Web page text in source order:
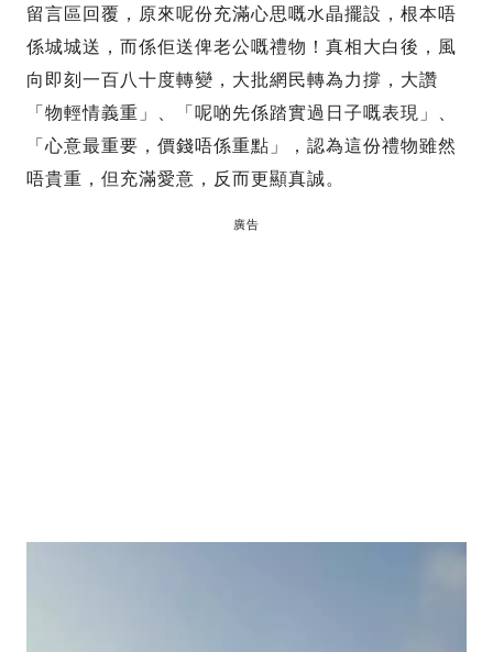
留言區回覆，原來呢份充滿心思嘅水晶擺設，根本唔
係城城送，而係佢送俾老公嘅禮物！真相大白後，風
向即刻一百八十度轉變，大批網民轉為力撐，大讚
「物輕情義重」、「呢啲先係踏實過日子嘅表現」、
「心意最重要，價錢唔係重點」，認為這份禮物雖然
唔貴重，但充滿愛意，反而更顯真誠。
廣告